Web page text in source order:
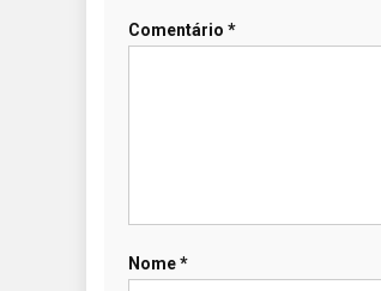
Comentário *
Nome*